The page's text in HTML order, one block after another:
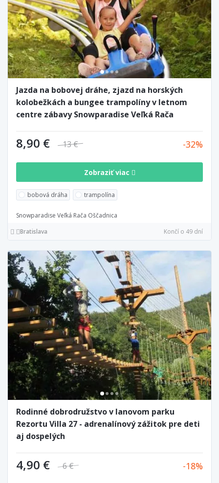
Jazda na bobovej dráhe, zjazd na horských
kolobežkách a bungee trampolíny v letnom
centre zábavy Snowparadise Veľká Rača
8,90 € 13 € 32
Zobraziť viac
bobová dráha trampolína
Snowparadise Veľká Rača Oščadnica
Bratislava
Končí o 49 dní
Rodinné dobrodružstvo v lanovom parku
Rezortu Villa 27 - adrenalínový zážitok pre deti
aj dospelých
4,90 € 6 € 18